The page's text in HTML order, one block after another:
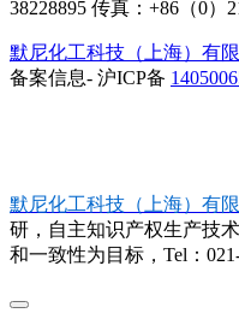
38228895 传真：+86（0）
默尼化工科技（上海）有
备案信息- 沪ICP备
默尼化工科技（上海）有
研，自主知识产权生产技
和一致性为目标，Tel：